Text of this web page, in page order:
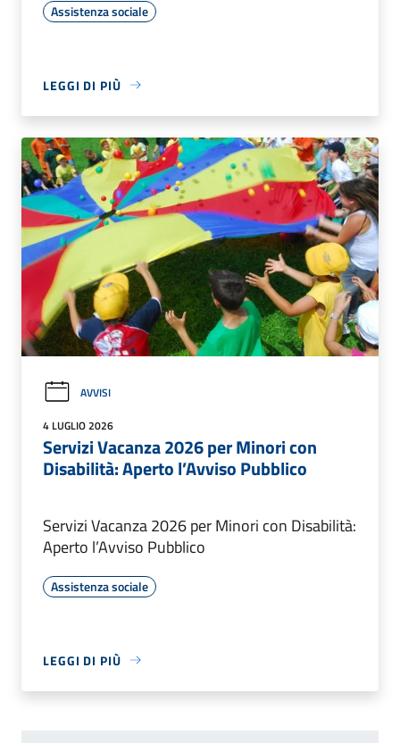
Assistenza sociale
LEGGI DI PIÙ
AVVISI
4 LUGLIO 2026
Servizi Vacanza 2026 per Minori con
Disabilità: Aperto l’Avviso Pubblico
Servizi Vacanza 2026 per Minori con Disabilità:
Aperto l’Avviso Pubblico
Assistenza sociale
LEGGI DI PIÙ